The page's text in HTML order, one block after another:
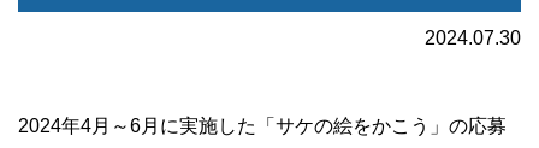
2024.07.30
2024年4月～6月に実施した「サケの絵をかこう」の応募